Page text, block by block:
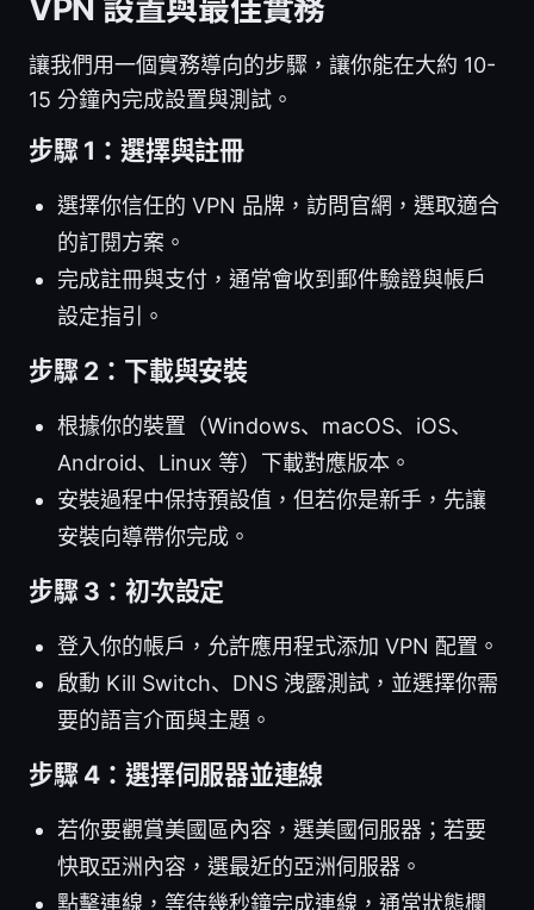
VPN 設置與最佳實務
讓我們用一個實務導向的步驟，讓你能在大約 10-
15 分鐘內完成設置與測試。
步驟 1：選擇與註冊
選擇你信任的 VPN 品牌，訪問官網，選取適合
的訂閱方案。
完成註冊與支付，通常會收到郵件驗證與帳戶
設定指引。
步驟 2：下載與安裝
根據你的裝置（Windows、macOS、iOS、
Android、Linux 等）下載對應版本。
安裝過程中保持預設值，但若你是新手，先讓
安裝向導帶你完成。
步驟 3：初次設定
登入你的帳戶，允許應用程式添加 VPN 配置。
啟動 Kill Switch、DNS 洩露測試，並選擇你需
要的語言介面與主題。
步驟 4：選擇伺服器並連線
若你要觀賞美國區內容，選美國伺服器；若要
快取亞洲內容，選最近的亞洲伺服器。
點擊連線，等待幾秒鐘完成連線，通常狀態欄